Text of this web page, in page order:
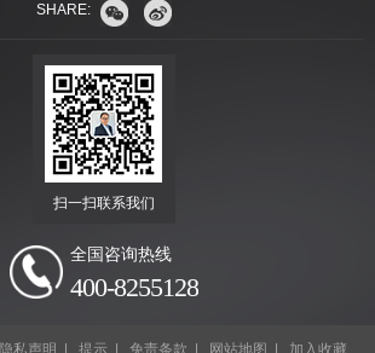
SHARE:
扫一扫联系我们
全国咨询热线
400-8255128